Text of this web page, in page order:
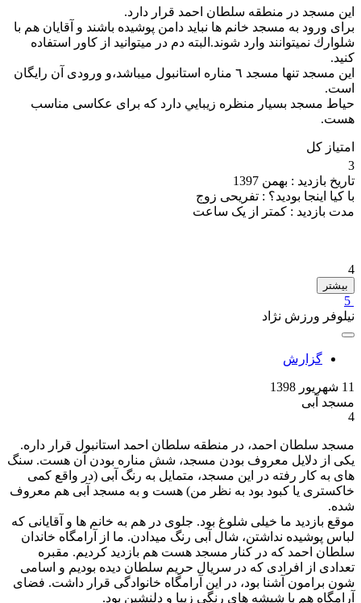
اين مسجد در منطقه سلطان احمد قرار دارد.
براى ورود به مسجد خانم ها نبايد دامن پوشيده باشند و آقايان هم با
شلوارك نميتوانند وارد شوند.البته دم در ميتوانيد از كاور استفاده
كنيد.
اين مسجد تنها مسجد ٦ مناره استانبول ميباشد،و ورودى آن رايگان
است.
حياط مسجد بسيار منظره زيبايي دارد كه براى عكاسى مناسب
هست.
امتیاز کل
3
تاریخ بازدید : بهمن 1397
با کیا اینجا بودید؟ : تفریحی زوج
مدت بازدید : کمتر از یک ساعت
4
بیشتر
5
نیلوفر ورزش نژاد
گزارش
11 شهریور 1398
مسجد آبی
4
مسجد سلطان احمد، در منطقه سلطان احمد استانبول قرار داره.
یکی از دلایل معروف بودن مسجد، شش مناره بودن آن هست. سنگ
های به کار رفته در این مسجد، متمایل به رنگ آبی (در واقع کمی
خاکستری یا کبود بود به نظر من) هست و به مسجد آبی هم معروف
شده.
موقع بازدید ما خیلی شلوغ بود. جلوی در هم به خانم ها و آقایانی که
لباس پوشیده نداشتن، شال آبی رنگ میدادن. ما از آرامگاه خاندان
سلطان احمد که در کنار مسجد هست هم بازدید کردیم. مقبره
تعدادی از افرادی که در سریال حریم سلطان دیده بودیم و اسامی
شون برامون آشنا بود، در این آرامگاه خانوادگی قرار داشت. فضای
آرامگاه هم با شیشه های رنگی زیبا و دلنشین بود.